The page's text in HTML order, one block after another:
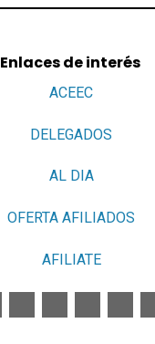
Enlaces de interés
ACEEC
DELEGADOS
AL DIA
OFERTA AFILIADOS
AFILIATE